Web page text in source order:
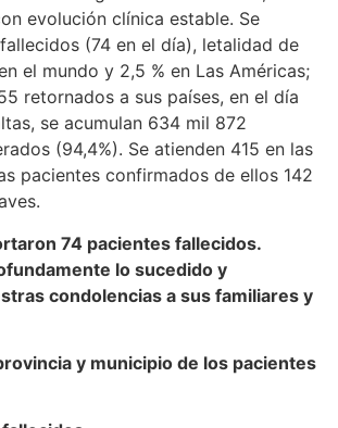
evolución clínica estable. Se
(74 en el día), letalidad de
el mundo y 2,5 % en Las Américas;
retornados a sus países, en el día
se acumulan 634 mil 872
(94,4%). Se atienden 415 en las
pacientes confirmados de ellos 142
74 pacientes fallecidos.
lo sucedido y
condolencias a sus familiares y
y municipio de los pacientes